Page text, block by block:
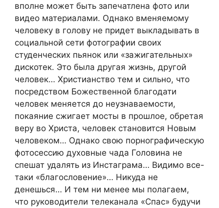
вполне может быть запечатлена фото или
видео материалами. Однако вменяемому
человеку в голову не придет выкладывать в
социальной сети фотографии своих
студенческих пьянок или «зажигательных»
дискотек. Это была другая жизнь, другой
человек… Христианство тем и сильно, что
посредством Божественной благодати
человек меняется до неузнаваемости,
покаяние сжигает мосты в прошлое, обретая
веру во Христа, человек становится Новым
человеком… Однако свою порнографическую
фотосессию духовные чада Головина не
спешат удалять из Инстаграма… Видимо все-
таки «благословение»… Никуда не
денешься… И тем ни менее мы полагаем,
что руководители телеканала «Спас» будучи